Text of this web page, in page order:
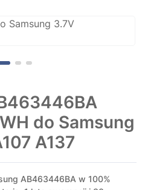
do Samsung
A137
AB463446BA w 100%